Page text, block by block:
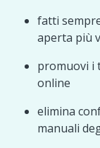
fatti
aperta più
promuovi i
online
elimina
manuali